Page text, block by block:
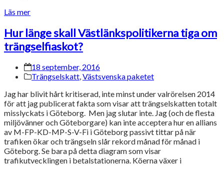
Läs mer
Hur länge skall Västlänkspolitikerna tiga om
trängselfiaskot?
18 september, 2016
Trängselskatt Västsvenska paketet
Jag har blivit hårt kritiserad, inte minst under valrörelsen 2014
för att jag publicerat fakta som visar att trängselskatten totalt
misslyckats i Göteborg. Men jag slutar inte. Jag (och de flesta
miljövänner och Göteborgare) kan inte acceptera hur en allians
av M-FP-KD-MP-S-V-Fi i Göteborg passivt tittar på när
trafiken ökar och trängseln slår rekord månad för månad i
Göteborg. Se bara på detta diagram som visar
trafikutvecklingen i betalstationerna. Köerna växer i